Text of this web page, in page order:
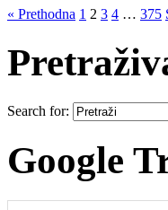
« Prethodna 1 2 3 4 … 375
Search for:
Google